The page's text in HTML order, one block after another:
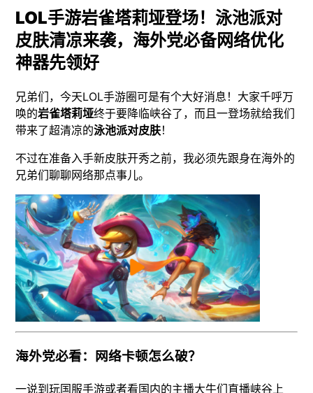
LOL手游岩雀塔莉垭登场！泳池派对
皮肤清凉来袭，海外党必备网络优化
神器先领好
兄弟们，今天LOL手游圈可是有个大好消息！大家千呼万
唤的岩雀塔莉垭终于要降临峡谷了，而且一登场就给我们
带来了超清凉的泳池派对皮肤！
不过在准备入手新皮肤开秀之前，我必须先跟身在海外的
兄弟们聊聊网络那点事儿。
海外党必看：网络卡顿怎么破？
一说到玩国服手游或者看国内的主播大牛们直播峡谷上